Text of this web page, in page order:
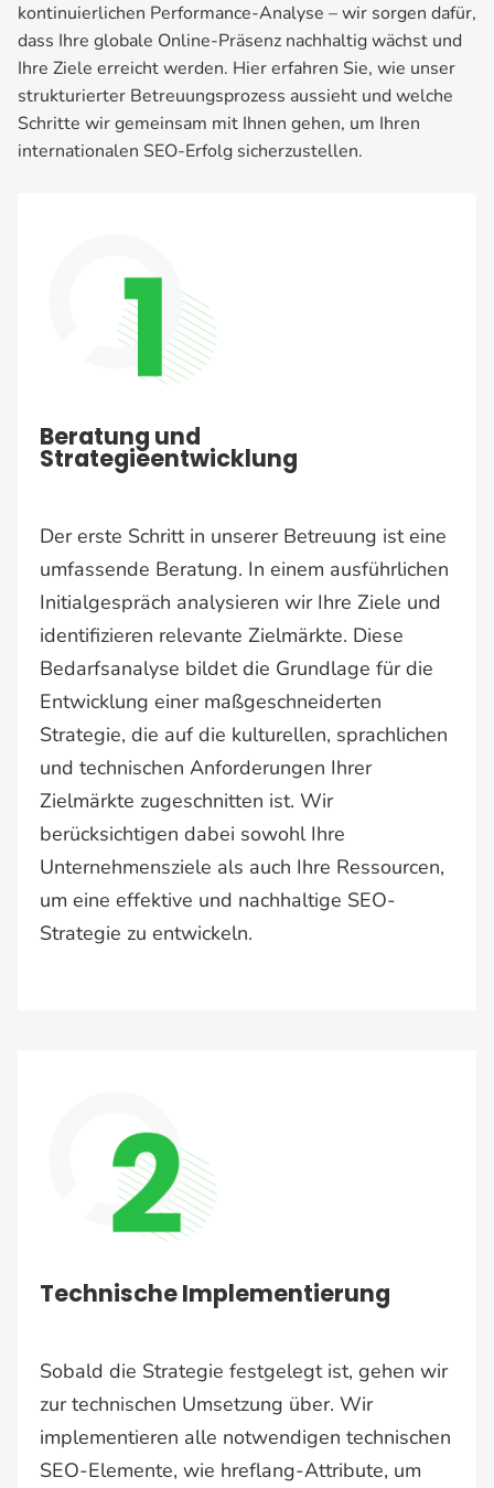
kontinuierlichen Performance-Analyse – wir sorgen dafür,
dass Ihre globale Online-Präsenz nachhaltig wächst und
Ihre Ziele erreicht werden. Hier erfahren Sie, wie unser
strukturierter Betreuungsprozess aussieht und welche
Schritte wir gemeinsam mit Ihnen gehen, um Ihren
internationalen SEO-Erfolg sicherzustellen.
Beratung und
Strategieentwicklung
Der erste Schritt in unserer Betreuung ist eine
umfassende Beratung. In einem ausführlichen
Initialgespräch analysieren wir Ihre Ziele und
identifizieren relevante Zielmärkte. Diese
Bedarfsanalyse bildet die Grundlage für die
Entwicklung einer maßgeschneiderten
Strategie, die auf die kulturellen, sprachlichen
und technischen Anforderungen Ihrer
Zielmärkte zugeschnitten ist. Wir
berücksichtigen dabei sowohl Ihre
Unternehmensziele als auch Ihre Ressourcen,
um eine effektive und nachhaltige SEO-
Strategie zu entwickeln.
Technische Implementierung
Sobald die Strategie festgelegt ist, gehen wir
zur technischen Umsetzung über. Wir
implementieren alle notwendigen technischen
SEO-Elemente, wie hreflang-Attribute, um